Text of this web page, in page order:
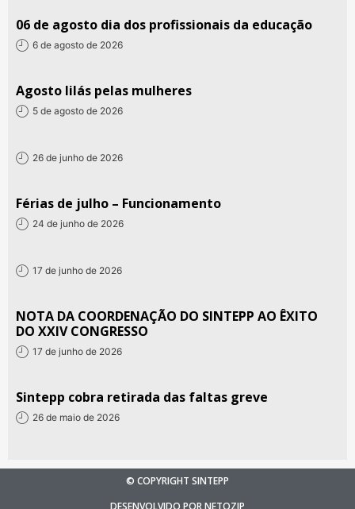
06 de agosto dia dos profissionais da educação
6 de agosto de 2026
Agosto lilás pelas mulheres
5 de agosto de 2026
26 de junho de 2026
Férias de julho – Funcionamento
24 de junho de 2026
17 de junho de 2026
NOTA DA COORDENAÇÃO DO SINTEPP AO ÊXITO
DO XXIV CONGRESSO
17 de junho de 2026
Sintepp cobra retirada das faltas greve
26 de maio de 2026
© COPYRIGHT SINTEPP
DESENVOLVIDO POR NETOZIP